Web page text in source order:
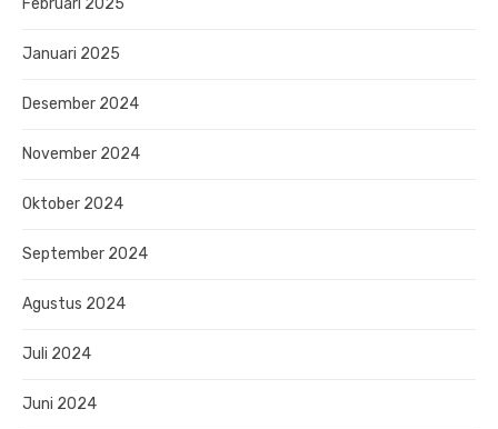
Januari 2025
Desember 2024
November 2024
Oktober 2024
September 2024
Agustus 2024
Juli 2024
Juni 2024